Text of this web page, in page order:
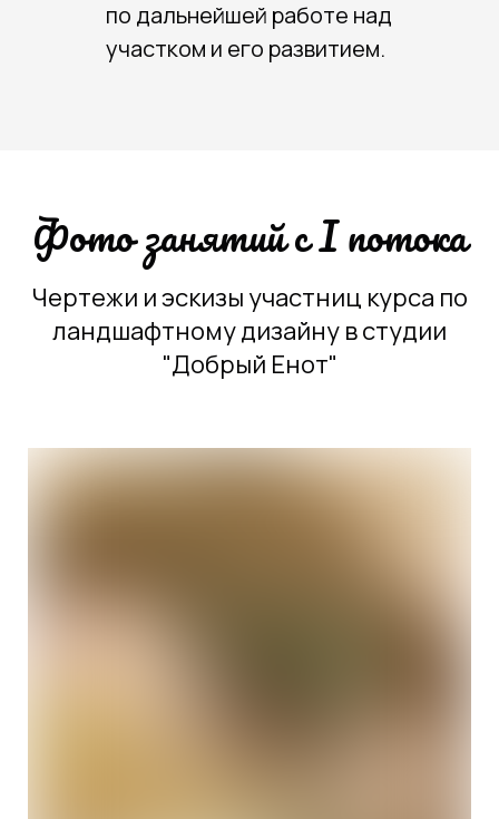
по дальнейшей работе над
участком и его развитием.
Фото занятий с I потока
Чертежи и эскизы участниц курса по
ландшафтному дизайну в студии
"Добрый Енот"